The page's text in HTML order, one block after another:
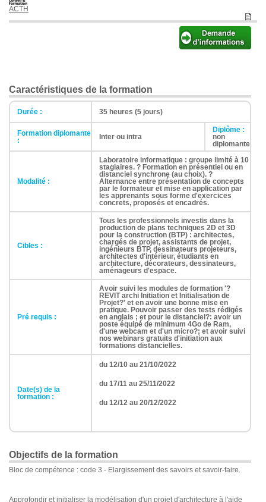
ACTH
Caractéristiques de la formation
Durée : 35 heures (5 jours)
Formation diplomante
:
Inter ou intra
Diplôme :
non
diplomante
Modalité :
Laboratoire informatique : groupe limité à 10
stagiaires. ? Formation en présentiel ou en
distanciel synchrone (au choix). ?
Alternance entre présentation de concepts
par le formateur et mise en application par
les apprenants sous forme d'exercices
concrets, proposés et encadrés.
Cibles :
Tous les professionnels investis dans la
production de plans techniques 2D et 3D
pour la construction (BTP) : architectes,
chargés de projet, assistants de projet,
ingénieurs BTP, dessinateurs projeteurs,
architectes d'intérieur, étudiants en
architecture, décorateurs, dessinateurs,
aménageurs d'espace.
Pré requis :
Avoir suivi les modules de formation '?
REVIT archi Initiation et Initialisation de
Projet?' et en avoir une bonne mise en
pratique. Pouvoir passer des tests rédigés
en anglais ; et pour le distanciel?: avoir un
poste équipé de minimum 4Go de Ram,
d'une webcam et d'un micro?; et avoir suivi
nos webinars gratuits d'initiation aux
formations distancielles.
Date(s) de la
formation :
du 12/10 au 21/10/2022
du 17/11 au 25/11/2022
du 12/12 au 20/12/2022
Objectifs de la formation
Bloc de compétence : code 3 - Elargissement des savoirs et savoir-faire.
Approfondir et initialiser la modélisation d'un projet d'architecture à l'aide